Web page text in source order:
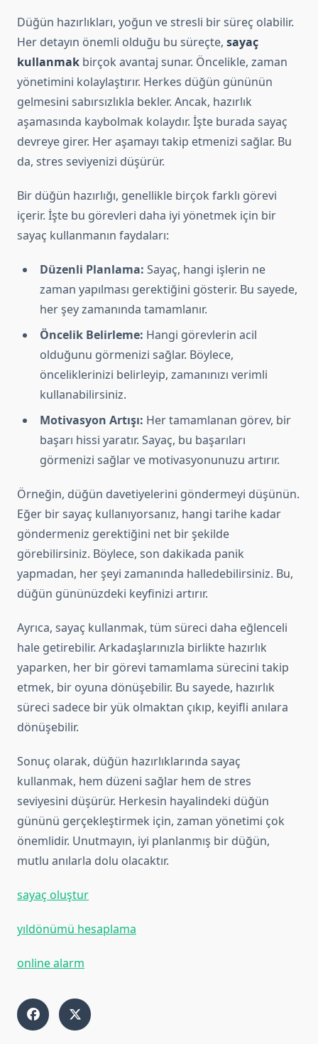
Düğün hazırlıkları, yoğun ve stresli bir süreç olabilir.
Her detayın önemli olduğu bu süreçte, sayaç
kullanmak birçok avantaj sunar. Öncelikle, zaman
yönetimini kolaylaştırır. Herkes düğün gününün
gelmesini sabırsızlıkla bekler. Ancak, hazırlık
aşamasında kaybolmak kolaydır. İşte burada sayaç
devreye girer. Her aşamayı takip etmenizi sağlar. Bu
da, stres seviyenizi düşürür.
Bir düğün hazırlığı, genellikle birçok farklı görevi
içerir. İşte bu görevleri daha iyi yönetmek için bir
sayaç kullanmanın faydaları:
Düzenli Planlama: Sayaç, hangi işlerin ne
zaman yapılması gerektiğini gösterir. Bu sayede,
her şey zamanında tamamlanır.
Öncelik Belirleme: Hangi görevlerin acil
olduğunu görmenizi sağlar. Böylece,
önceliklerinizi belirleyip, zamanınızı verimli
kullanabilirsiniz.
Motivasyon Artışı: Her tamamlanan görev, bir
başarı hissi yaratır. Sayaç, bu başarıları
görmenizi sağlar ve motivasyonunuzu artırır.
Örneğin, düğün davetiyelerini göndermeyi düşünün.
Eğer bir sayaç kullanıyorsanız, hangi tarihe kadar
göndermeniz gerektiğini net bir şekilde
görebilirsiniz. Böylece, son dakikada panik
yapmadan, her şeyi zamanında halledebilirsiniz. Bu,
düğün gününüzdeki keyfinizi artırır.
Ayrıca, sayaç kullanmak, tüm süreci daha eğlenceli
hale getirebilir. Arkadaşlarınızla birlikte hazırlık
yaparken, her bir görevi tamamlama sürecini takip
etmek, bir oyuna dönüşebilir. Bu sayede, hazırlık
süreci sadece bir yük olmaktan çıkıp, keyifli anılara
dönüşebilir.
Sonuç olarak, düğün hazırlıklarında sayaç
kullanmak, hem düzeni sağlar hem de stres
seviyesini düşürür. Herkesin hayalindeki düğün
gününü gerçekleştirmek için, zaman yönetimi çok
önemlidir. Unutmayın, iyi planlanmış bir düğün,
mutlu anılarla dolu olacaktır.
sayaç oluştur
yıldönümü hesaplama
online alarm